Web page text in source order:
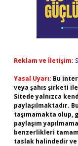
Reklam ve İletişim:
Yasal Uyarı: Bu
veya şahıs şirketi
Sitede yalnızca
paylaşılmaktadır.
taşımamakta olup,
paylaşım
benzerlikleri
taslak halindedir